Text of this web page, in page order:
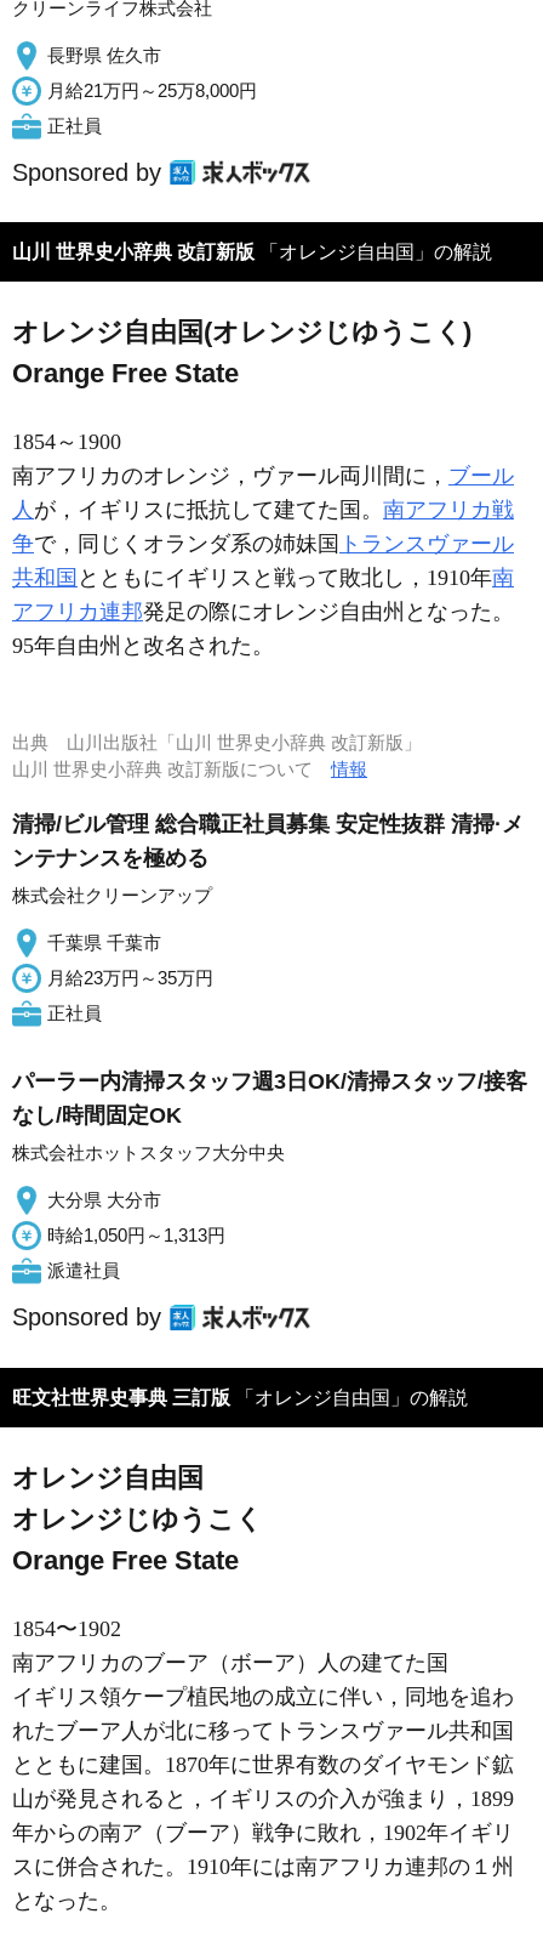
クリーンライフ株式会社
長野県 佐久市
月給21万円～25万8,000円
正社員
Sponsored by
山川 世界史小辞典 改訂新版 「オレンジ自由国」の解説
オレンジ自由国(オレンジじゆうこく)
Orange Free State
1854～1900
南アフリカのオレンジ，ヴァール両川間に， ブール
人 が，イギリスに抵抗して建てた国。 南アフリカ戦
争で，同じくオランダ系の姉妹国 トランスヴァール
共和国 とともにイギリスと戦って敗北し，1910年南
アフリカ連邦発足の際にオレンジ自由州となった。
95年自由州と改名された。
出典 山川出版社「山川 世界史小辞典 改訂新版」
山川 世界史小辞典 改訂新版について情報
清掃/ビル管理 総合職正社員募集 安定性抜群 清掃·メ
ンテナンスを極める
株式会社クリーンアップ
千葉県 千葉市
月給23万円～35万円
正社員
パーラー内清掃スタッフ週3日OK/清掃スタッフ/接客
なし/時間固定OK
株式会社ホットスタッフ大分中央
大分県 大分市
時給1,050円～1,313円
派遣社員
Sponsored by
旺文社世界史事典 三訂版 「オレンジ自由国」の解説
オレンジ自由国
オレンジじゆうこく
Orange Free State
1854〜1902
南アフリカのブーア（ボーア）人の建てた国
イギリス領ケープ植民地の成立に伴い，同地を追わ
れたブーア人が北に移ってトランスヴァール共和国
とともに建国。1870年に世界有数のダイヤモンド鉱
山が発見されると，イギリスの介入が強まり，1899
年からの南ア（ブーア）戦争に敗れ，1902年イギリ
スに併合された。1910年には南アフリカ連邦の１州
となった。